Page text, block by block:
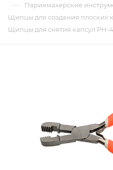
— Парикмахерские
Щипцы для создания плоских
Щипцы для снятия капсул PH-